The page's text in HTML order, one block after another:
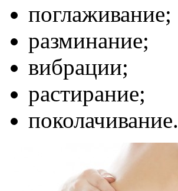
поглаживание;
разминание;
вибрации;
растирание;
поколачивание.